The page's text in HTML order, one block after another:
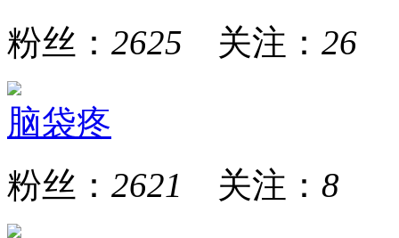
粉丝： 2625 关注： 26
脑袋疼
粉丝： 2621 关注： 8